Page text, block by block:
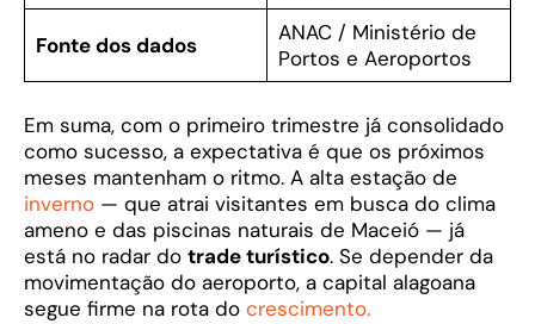
Fonte dos dados
ANAC / Ministério de
Portos e Aeroportos
Em suma, com o primeiro trimestre já consolidado
como sucesso, a expectativa é que os próximos
meses mantenham o ritmo. A alta estação de
inverno — que atrai visitantes em busca do clima
ameno e das piscinas naturais de Maceió — já
está no radar do trade turístico. Se depender da
movimentação do aeroporto, a capital alagoana
segue firme na rota do crescimento.